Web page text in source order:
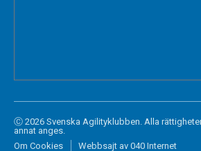
Ⓒ 2026 Svenska Agilityklubben. Alla
annat anges.
Om Cookies
Webbsajt av 040 Internet